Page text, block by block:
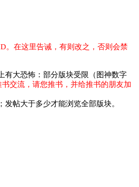
。在这里告诫，有则改之，否则会禁
有大恐怖：部分版块受限（图神数字
交流，请您推书，并给推书的朋友加
帖大于多少才能浏览全部版块。